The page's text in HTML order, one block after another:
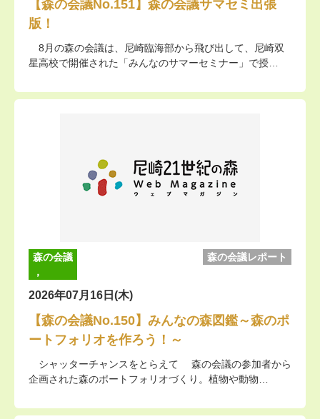
【森の会議No.151】森の会議サマセミ出張
版！
8月の森の会議は、尼崎臨海部から飛び出して、尼崎双
星高校で開催された「みんなのサマーセミナー」で授…
森の会議
，
森の会議レポート
2026年07月16日(木)
【森の会議No.150】みんなの森図鑑～森のポ
ートフォリオを作ろう！～
シャッターチャンスをとらえて 森の会議の参加者から
企画された森のポートフォリオづくり。植物や動物…